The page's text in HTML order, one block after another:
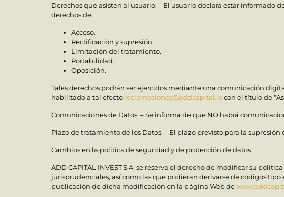
Derechos que asisten al usuario. – El usuario declara estar
derechos de:
Acceso.
Rectificación y supresión.
Limitación del tratamiento.
Portabilidad.
Oposición.
Tales derechos podrán ser ejercidos mediante una comunicación
habilitado a tal efecto reclamaciones@addcapital.iocon el título de
Comunicaciones de Datos. – Se informa de que NO habrá
Plazo de tratamiento de los Datos. – El plazo previsto para la
Cambios en la política de seguridad y de protección de datos
ADD CAPITAL INVEST S.A. se reserva el derecho de modificar su
jurisprudenciales, así como las que pudieran derivarse de códigos
publicación de dicha modificación en la página Web de